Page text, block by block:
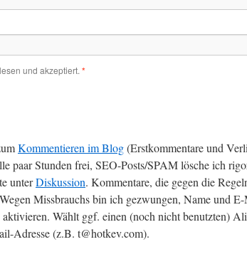
und akzeptiert. *
Kommentieren im Blog(Erstkommentare und
paar Stunden frei, SEO-Posts/SPAM lösche ich
unterDiskussion. Kommentare, die gegen die
Missbrauchs bin ich gezwungen, Name und
Wählt ggf. einen (noch nicht benutzten)
Adresse (z.B. t@hotkev.com).